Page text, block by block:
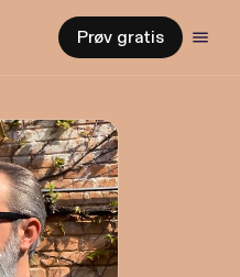
Prøv gratis